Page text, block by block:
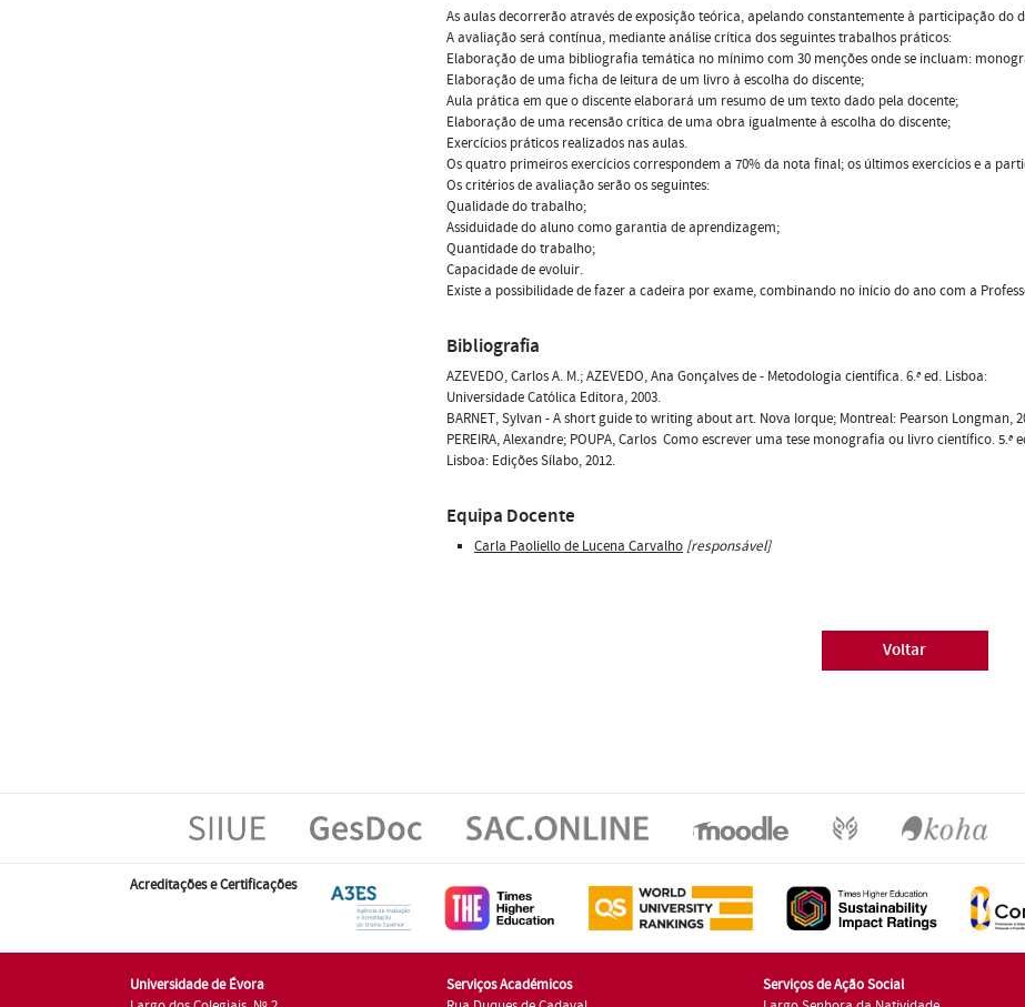
As aulas decorrerão através de exposição teórica, apelando constantemente à participação do
A avaliação será contínua, mediante análise crítica dos seguintes trabalhos práticos:
Elaboração de uma bibliografia temática no mínimo com 30 menções onde se incluam:
Elaboração de uma ficha de leitura de um livro à escolha do discente;
Aula prática em que o discente elaborará um resumo de um texto dado pela docente;
Elaboração de uma recensão crítica de uma obra igualmente à escolha do discente;
Exercícios práticos realizados nas aulas.
Os quatro primeiros exercícios correspondem a 70% da nota final; os últimos exercícios e a
Os critérios de avaliação serão os seguintes:
Qualidade do trabalho;
Assiduidade do aluno como garantia de aprendizagem;
Quantidade do trabalho;
Capacidade de evoluir.
Existe a possibilidade de fazer a cadeira por exame, combinando no início do ano com a
Bibliografia
AZEVEDO, Carlos A. M.; AZEVEDO, Ana Gonçalves de - Metodologia científica. 6.ª ed. Lisboa:
Universidade Católica Editora, 2003.
BARNET, Sylvan - A short guide to writing about art. Nova Iorque; Montreal: Pearson Longman,
PEREIRA, Alexandre; POUPA, Carlos  Como escrever uma tese monografia ou livro científico. 5.ª
Lisboa: Edições Sílabo, 2012.
Equipa Docente
Carla Paoliello de Lucena Carvalho [responsável]
Voltar
Acreditações e Certificações
Universidade de Évora
Serviços Académicos
Serviços de Ação Social